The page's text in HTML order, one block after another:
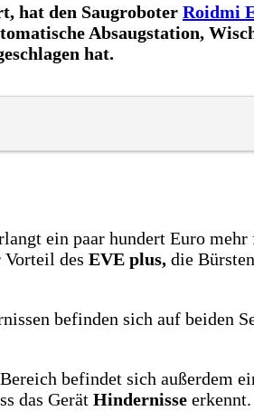
hat den Saugroboter Roidmi
Absaugstation,
hat.
ein paar hundert Euro
des EVE plus, die
befinden sich auf beiden
befindet sich außerdem
das Gerät Hindernisse erkennt.